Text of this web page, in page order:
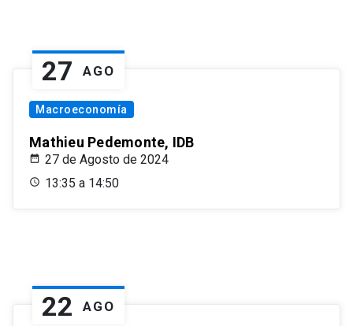
27 AGO
Macroeconomía
Mathieu Pedemonte, IDB
27 de Agosto de 2024
13:35 a 14:50
22 AGO